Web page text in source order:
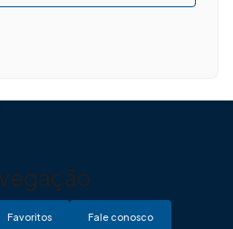
Favoritos Fale conosco